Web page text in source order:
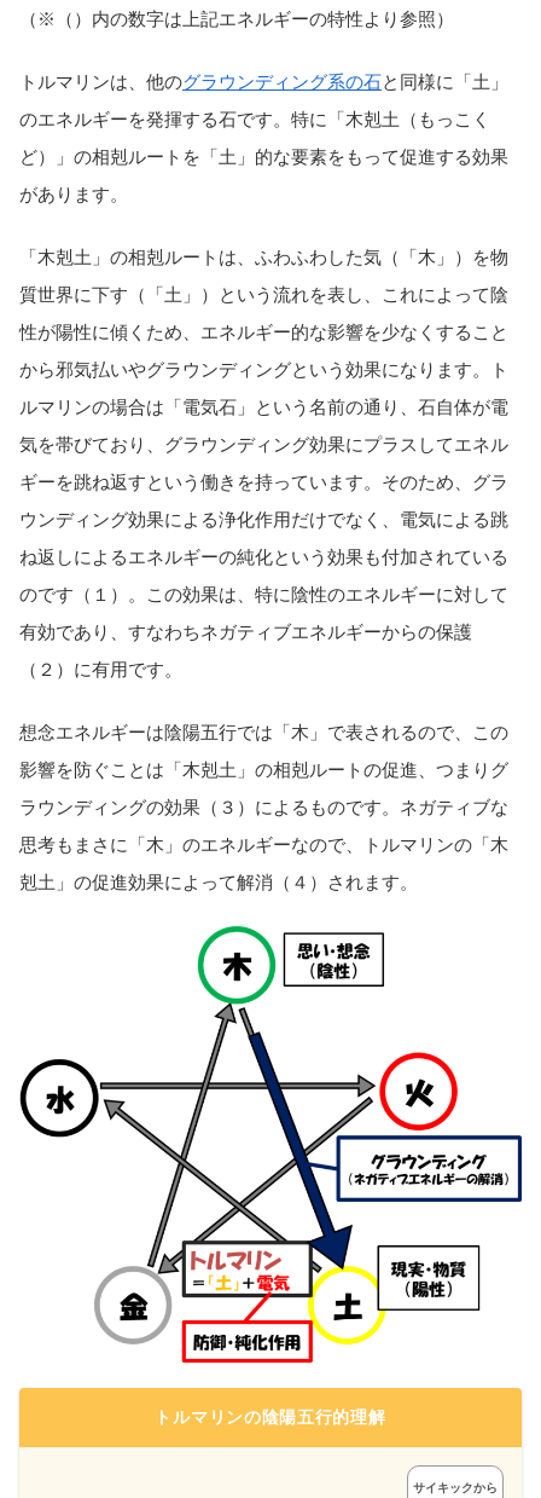
（※（）内の数字は上記エネルギーの特性より参照）
トルマリンは、他のグラウンディング系の石と同様に「土」
のエネルギーを発揮する石です。特に「木剋土（もっこく
ど）」の相剋ルートを「土」的な要素をもって促進する効果
があります。
「木剋土」の相剋ルートは、ふわふわした気（「木」）を物
質世界に下す（「土」）という流れを表し、これによって陰
性が陽性に傾くため、エネルギー的な影響を少なくすること
から邪気払いやグラウンディングという効果になります。ト
ルマリンの場合は「電気石」という名前の通り、石自体が電
気を帯びており、グラウンディング効果にプラスしてエネル
ギーを跳ね返すという働きを持っています。そのため、グラ
ウンディング効果による浄化作用だけでなく、電気による跳
ね返しによるエネルギーの純化という効果も付加されている
のです（１）。この効果は、特に陰性のエネルギーに対して
有効であり、すなわちネガティブエネルギーからの保護
（２）に有用です。
想念エネルギーは陰陽五行では「木」で表されるので、この
影響を防ぐことは「木剋土」の相剋ルートの促進、つまりグ
ラウンディングの効果（３）によるものです。ネガティブな
思考もまさに「木」のエネルギーなので、トルマリンの「木
剋土」の促進効果によって解消（４）されます。
トルマリンの陰陽五行的理解
サイキックから